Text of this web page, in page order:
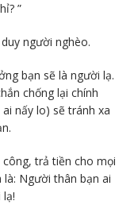
”
người nghèo.
bạn sẽ là người lạ.
chống lại chính
nấy lo) sẽ tránh xa
trả tiền cho mọi
Người thân bạn ai